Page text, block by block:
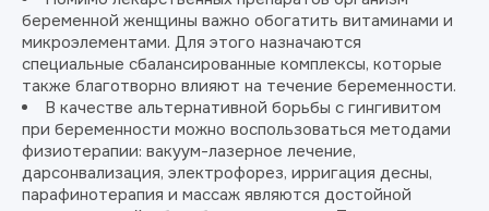
беременной женщины важно обогатить витаминами и
микроэлементами. Для этого назначаются
специальные сбалансированные комплексы, которые
также благотворно влияют на течение беременности.
В качестве альтернативной борьбы с гингивитом
при беременности можно воспользоваться методами
физиотерапии: вакуум-лазерное лечение,
дарсонвализация, электрофорез, ирригация десны,
парафинотерапия и массаж являются достойной